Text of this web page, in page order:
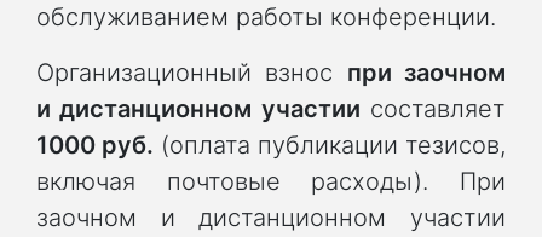
обслуживанием работы конференции.
Организационный взнос при заочном
и дистанционном участии составляет
1000 руб. (оплата публикации тезисов,
включая почтовые расходы). При
заочном и дистанционном участии